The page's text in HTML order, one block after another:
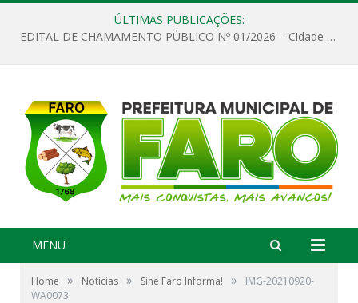
ÚLTIMAS PUBLICAÇÕES:
EDITAL DE CHAMAMENTO PÚBLICO Nº 01/2026 – Cidade de Faro
MENU
Home » Notícias » Sine Faro Informa! »
IMG-20210920-
WA0073